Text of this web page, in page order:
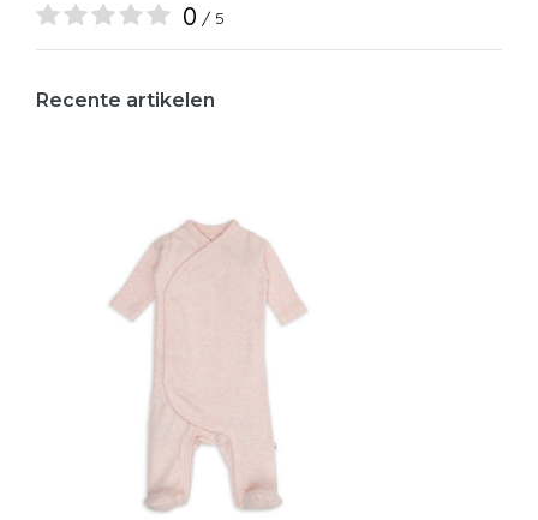
0 / 5
Recente artikelen